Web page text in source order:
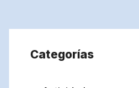
Categorías